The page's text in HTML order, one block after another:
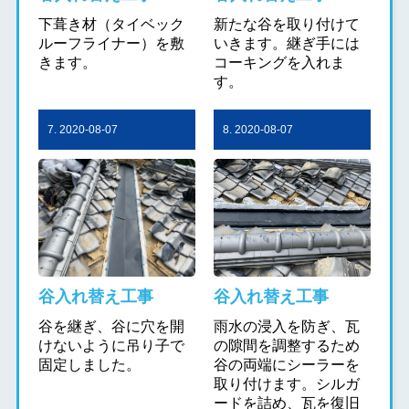
下葺き材（タイベック
ルーフライナー）を敷
きます。
新たな谷を取り付けて
いきます。継ぎ手には
コーキングを入れま
す。
7. 2020-08-07
谷入れ替え工事
谷を継ぎ、谷に穴を開
けないように吊り子で
固定しました。
8. 2020-08-07
谷入れ替え工事
雨水の浸入を防ぎ、瓦
の隙間を調整するため
谷の両端にシーラーを
取り付けます。シルガ
ードを詰め、瓦を復旧